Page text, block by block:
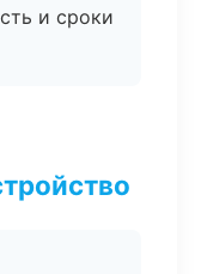
и сроки